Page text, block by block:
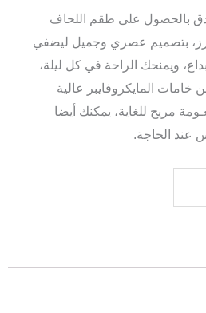
بالحصول على طقم اللحاف
بتصميم عصري وجميل ليضفي
ويمنحك الراحة في كل ليلة،
المايكروفايبر عالية
مريح للغاية، يمكنك أيضا
عند الحاجة.